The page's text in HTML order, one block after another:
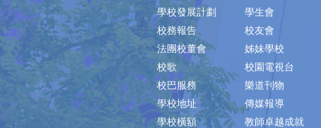
學校發展計劃
校務報告
法團校董會
校歌
校巴服務
學校地址
學校橫額
學生會
校友會
姊妹學校
校園電視台
樂道刊物
傳媒報導
教師卓越成就